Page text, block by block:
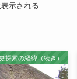
示される...
探索の経緯（続き）